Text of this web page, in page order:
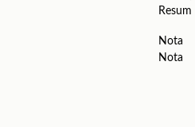
Resum
Nota
Nota